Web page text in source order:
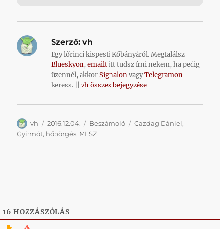
Szerző: vh
Egy lőrinci kispesti Kőbányáról. Megtalálsz
Blueskyon,emailtitt tudsz írni nekem, ha pedig
üzennél, akkorSignalonvagyTelegramon
keress. ||vh összes bejegyzése
Szerző
vh Közzétéve
2016.12.04. Kategória
Beszámoló Címke
Gazdag Dániel,
Gyirmót, hőbörgés, MLSZ
16 HOZZÁSZÓLÁS